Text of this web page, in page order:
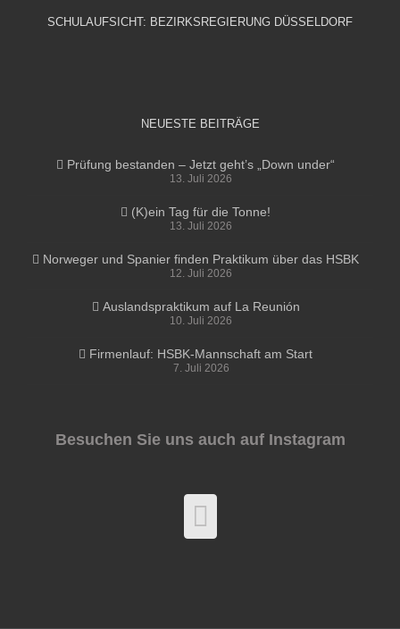
SCHULAUFSICHT: BEZIRKSREGIERUNG DÜSSELDORF
NEUESTE BEITRÄGE
Prüfung bestanden – Jetzt geht’s „Down under“
13. Juli 2026
(K)ein Tag für die Tonne!
13. Juli 2026
Norweger und Spanier finden Praktikum über das HSBK
12. Juli 2026
Auslandspraktikum auf La Reunión
10. Juli 2026
Firmenlauf: HSBK-Mannschaft am Start
7. Juli 2026
Besuchen Sie uns auch auf Instagram